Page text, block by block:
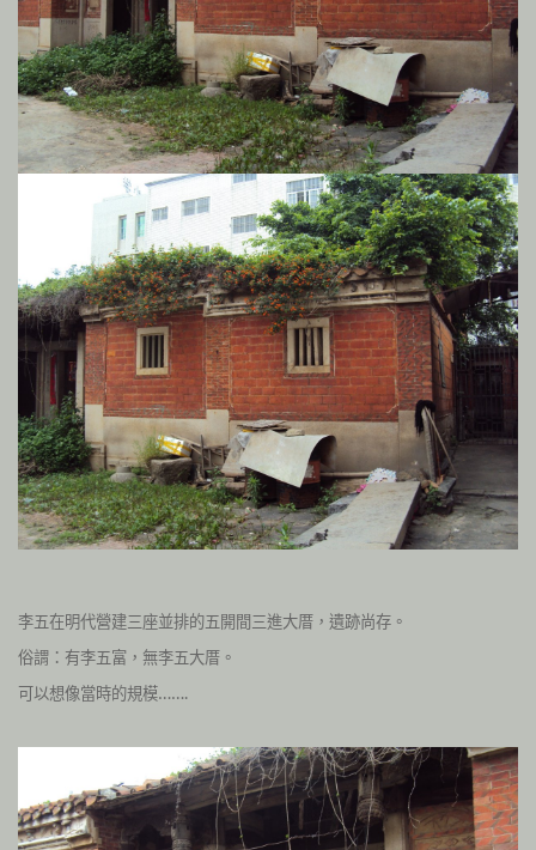
李五在明代營建三座並排的五開間三進大厝，遺跡尚存。
俗謂：有李五富，無李五大厝。
可以想像當時的規模…….